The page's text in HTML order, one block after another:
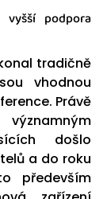
podpora
tradičně
vhodnou
Právě
došlo
a do roku
především